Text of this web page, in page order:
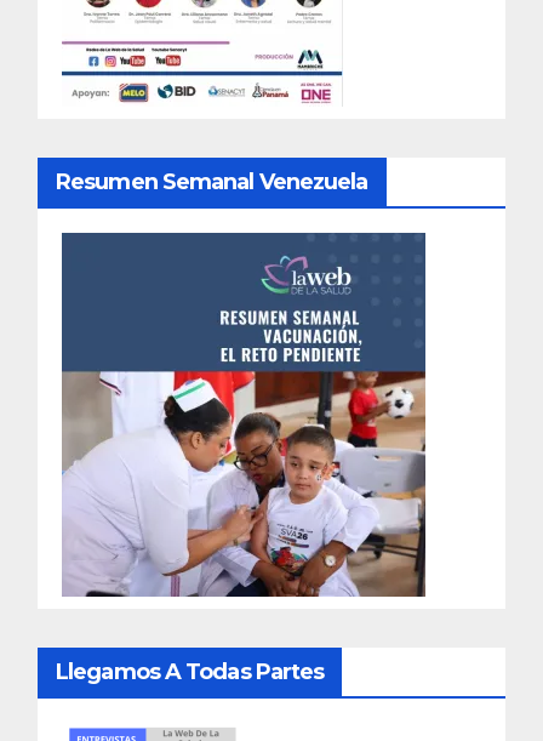
Resumen Semanal Venezuela
Llegamos A Todas Partes